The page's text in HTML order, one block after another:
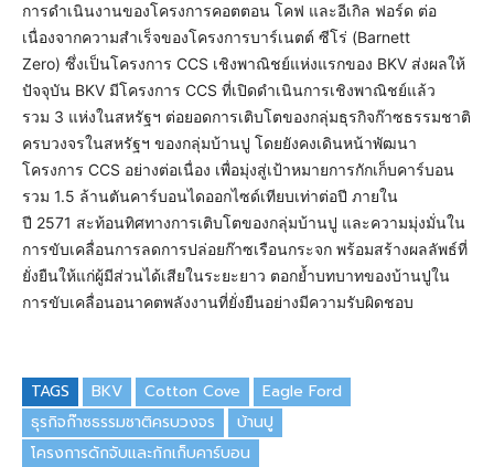
การดำเนินงานของโครงการคอตตอน โคฟ และอีเกิล ฟอร์ด ต่อ
เนื่องจากความสำเร็จของโครงการบาร์เนตต์ ซีโร่ (Barnett
Zero) ซึ่งเป็นโครงการ CCS เชิงพาณิชย์แห่งแรกของ BKV ส่งผลให้
ปัจจุบัน BKV มีโครงการ CCS ที่เปิดดำเนินการเชิงพาณิชย์แล้ว
รวม 3 แห่งในสหรัฐฯ ต่อยอดการเติบโตของกลุ่มธุรกิจก๊าซธรรมชาติ
ครบวงจรในสหรัฐฯ ของกลุ่มบ้านปู โดยยังคงเดินหน้าพัฒนา
โครงการ CCS อย่างต่อเนื่อง เพื่อมุ่งสู่เป้าหมายการกักเก็บคาร์บอน
รวม 1.5 ล้านตันคาร์บอนไดออกไซด์เทียบเท่าต่อปี ภายใน
ปี 2571 สะท้อนทิศทางการเติบโตของกลุ่มบ้านปู และความมุ่งมั่นใน
การขับเคลื่อนการลดการปล่อยก๊าซเรือนกระจก พร้อมสร้างผลลัพธ์ที่
ยั่งยืนให้แก่ผู้มีส่วนได้เสียในระยะยาว ตอกย้ำบทบาทของบ้านปูใน
การขับเคลื่อนอนาคตพลังงานที่ยั่งยืนอย่างมีความรับผิดชอบ
TAGS BKV Cotton Cove
Eagle Ford
ธุรกิจก๊าซธรรมชาติครบวงจร
บ้านปู
โครงการดักจับและกักเก็บคาร์บอน